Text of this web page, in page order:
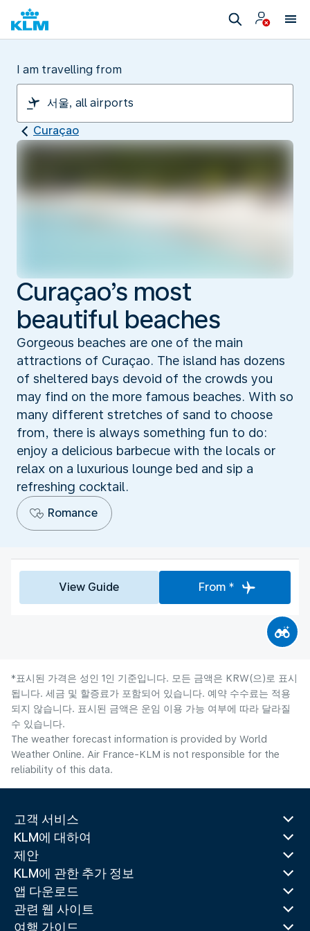
I am travelling from
Curaçao
Curaçao’s most
beautiful beaches
Gorgeous beaches are one of the main
attractions of Curaçao. The island has dozens
of sheltered bays devoid of the crowds you
may find on the more famous beaches. With so
many different stretches of sand to choose
from, there is always something fun to do:
enjoy a delicious barbecue with the locals or
relax on a luxurious lounge bed and sip a
refreshing cocktail.
Romance
View Guide From *
*표시된 가격은 성인 1인 기준입니다. 모든 금액은 KRW(으)로 표시
됩니다. 세금 및 할증료가 포함되어 있습니다. 예약 수수료는 적용
되지 않습니다. 표시된 금액은 운임 이용 가능 여부에 따라 달라질
수 있습니다.
The weather forecast information is provided by World
Weather Online. Air France-KLM is not responsible for the
reliability of this data.
고객 서비스
KLM에 대하여
제안
KLM에 관한 추가 정보
앱 다운로드
관련 웹 사이트
여행 가이드